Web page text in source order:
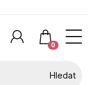
0
Hledat